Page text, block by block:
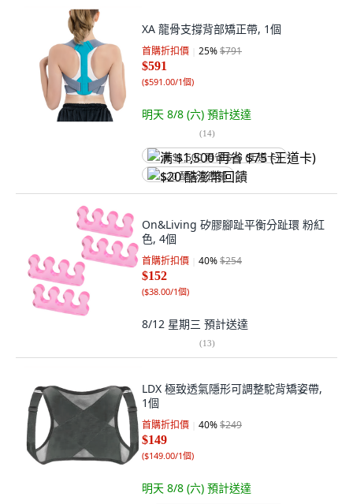
XA 龍骨支撐背部矯正帶, 1個
首購折扣價 25%$791
$591
($591.00/1個)
明天 8/8 (六) 預計送達
(14)
满 $1,500 再省 $75 (王道卡)
$20 酷澎幣回饋
On&Living 矽膠腳趾平衡分趾環 粉紅
色, 4個
首購折扣價 40%$254
$152
($38.00/1個)
8/12 星期三 預計送達
(13)
LDX 極致透氣隱形可調整駝背矯姿帶,
1個
首購折扣價 40%$249
$149
($149.00/1個)
明天 8/8 (六) 預計送達